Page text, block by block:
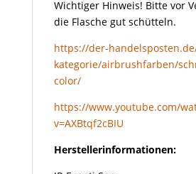
Wichtiger Hinweis! Bitte vor
die Flasche gut schütteln.
https://der-
kategorie/airbrushfarben/
color/
https://www.youtube.com/
v=AXBtqf2cBIU
Herstellerinformationen: